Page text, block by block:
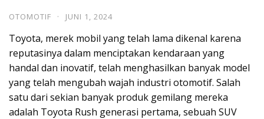
OTOMOTIF · JUNI 1, 2024
Toyota, merek mobil yang telah lama dikenal karena
reputasinya dalam menciptakan kendaraan yang
handal dan inovatif, telah menghasilkan banyak model
yang telah mengubah wajah industri otomotif. Salah
satu dari sekian banyak produk gemilang mereka
adalah Toyota Rush generasi pertama, sebuah SUV